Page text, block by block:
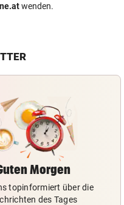
wenden.
Morgen
topinformiert über die
des Tages